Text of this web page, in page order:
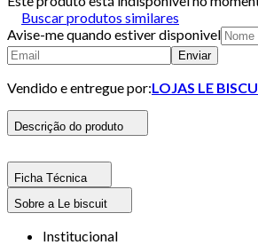
Buscar produtos similares
Avise-me quando estiver disponivel
Enviar
Vendido e entregue por:LOJAS LE
Descrição do produto
Ficha Técnica
Sobre a Le biscuit
Institucional